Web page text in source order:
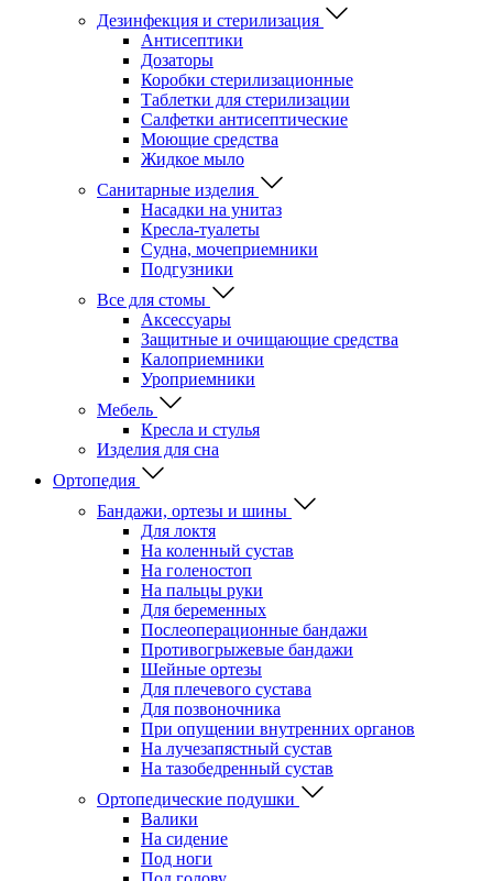
Дезинфекция и стерилизация
Антисептики
Дозаторы
Коробки стерилизационные
Таблетки для стерилизации
Салфетки антисептические
Моющие средства
Жидкое мыло
Санитарные изделия
Насадки на унитаз
Кресла-туалеты
Судна, мочеприемники
Подгузники
Все для стомы
Аксессуары
Защитные и очищающие средства
Калоприемники
Уроприемники
Мебель
Кресла и стулья
Изделия для сна
Ортопедия
Бандажи, ортезы и шины
Для локтя
На коленный сустав
На голеностоп
На пальцы руки
Для беременных
Послеоперационные бандажи
Противогрыжевые бандажи
Шейные ортезы
Для плечевого сустава
Для позвоночника
При опущении внутренних органов
На лучезапястный сустав
На тазобедренный сустав
Ортопедические подушки
Валики
На сидение
Под ноги